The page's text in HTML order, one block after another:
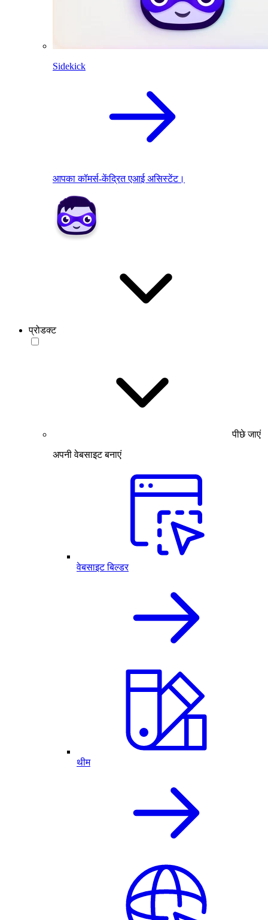
Sidekick
आपका कॉमर्स-केंद्रित एआई असिस्टेंट।
प्रोडक्ट
पीछे जाएं
अपनी वेबसाइट बनाएं
वेबसाइट बिल्डर
थीम